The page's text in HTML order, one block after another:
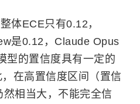
体ECE只有0.12，
是0.12，Claude Opus
的置信度具有一定的
在高置信度区间（置信
相当大，不能完全信